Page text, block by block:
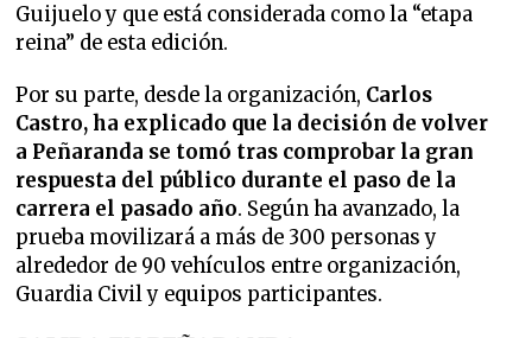
Guijuelo y que está considerada como la “etapa
reina” de esta edición.
Por su parte, desde la organización, Carlos
Castro, ha explicado que la decisión de volver
a Peñaranda se tomó tras comprobar la gran
respuesta del público durante el paso de la
carrera el pasado año. Según ha avanzado, la
prueba movilizará a más de 300 personas y
alrededor de 90 vehículos entre organización,
Guardia Civil y equipos participantes.